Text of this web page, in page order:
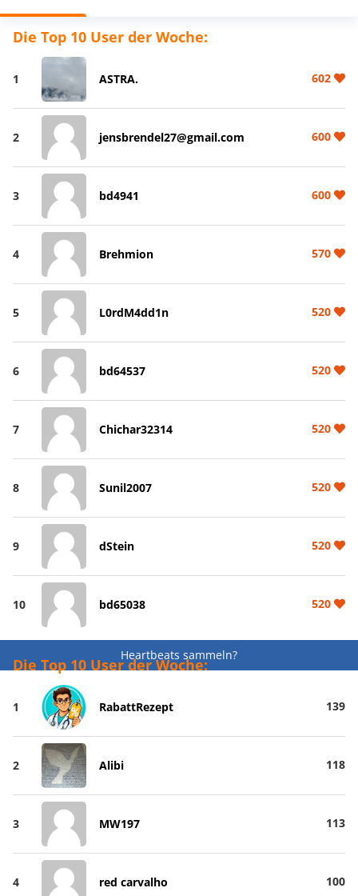
Die Top 10 User der Woche:
1 ASTRA. 602
2 jensbrendel27@gmail.com 600
3 bd4941 600
4 Brehmion 570
5 L0rdM4dd1n 520
6 bd64537 520
7 Chichar32314 520
8 Sunil2007 520
9 dStein 520
10 bd65038 520
Heartbeats sammeln?
Die Top 10 User der Woche:
1 RabattRezept 139
2 Alibi 118
3 MW197 113
4 red carvalho 100